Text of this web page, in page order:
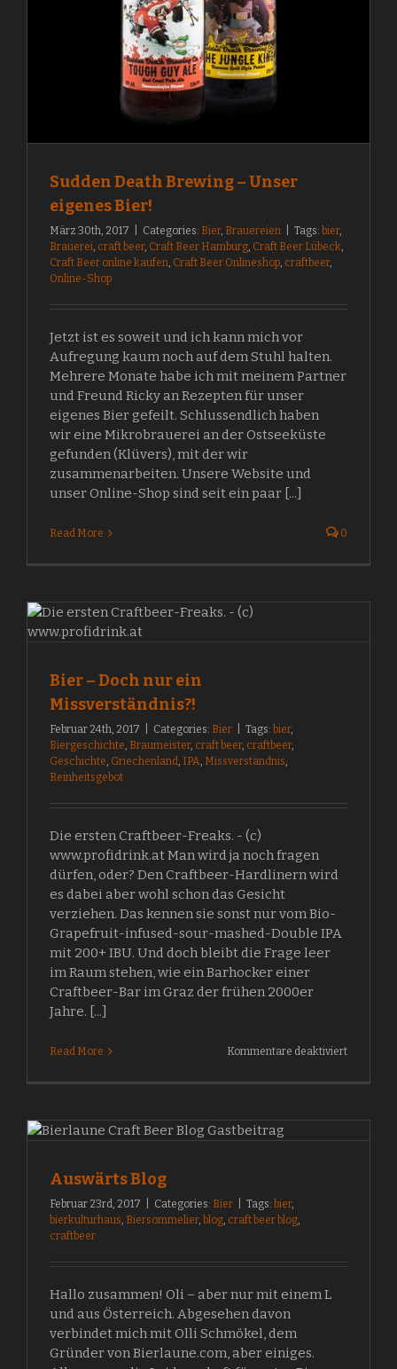
Sudden Death Brewing – Unser
eigenes Bier!
März 30th, 2017 Categories: Bier, Brauereien Tags: bier,
Brauerei, craft beer, Craft Beer Hamburg, Craft Beer Lübeck,
Craft Beer online kaufen, Craft Beer Onlineshop, craftbeer,
Online-Shop
Jetzt ist es soweit und ich kann mich vor
Aufregung kaum noch auf dem Stuhl halten.
Mehrere Monate habe ich mit meinem Partner
und Freund Ricky an Rezepten für unser
eigenes Bier gefeilt. Schlussendlich haben
wir eine Mikrobrauerei an der Ostseeküste
gefunden (Klüvers), mit der wir
zusammenarbeiten. Unsere Website und
unser Online-Shop sind seit ein paar [...]
Read More 0
Bier – Doch nur ein
Missverständnis?!
Februar 24th, 2017 Categories: Bier Tags: bier,
Biergeschichte, Braumeister, craft beer, craftbeer,
Geschichte, Griechenland, IPA, Missverständnis,
Reinheitsgebot
Die ersten Craftbeer-Freaks. - (c)
www.profidrink.at Man wird ja noch fragen
dürfen, oder? Den Craftbeer-Hardlinern wird
es dabei aber wohl schon das Gesicht
verziehen. Das kennen sie sonst nur vom Bio-
Grapefruit-infused-sour-mashed-Double IPA
mit 200+ IBU. Und doch bleibt die Frage leer
im Raum stehen, wie ein Barhocker einer
Craftbeer-Bar im Graz der frühen 2000er
Jahre. [...]
Read More Kommentare deaktiviertfür
–
Auswärts Blog
Februar 23rd, 2017 Categories: Bier Tags: bier,
bierkulturhaus, Biersommelier, blog, craft beer blog,
craftbeer
Hallo zusammen! Oli – aber nur mit einem L
und aus Österreich. Abgesehen davon
verbindet mich mit Olli Schmökel, dem
Gründer von Bierlaune.com, aber einiges.